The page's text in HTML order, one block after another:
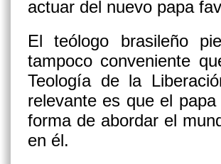
actuar del nuevo papa
El teólogo brasileño
tampoco conveniente
Teología de la
relevante es que el
forma de abordar el
en él.